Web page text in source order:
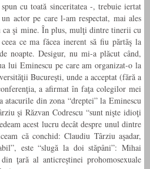
cu toată sinceritatea -, trebuie iertat
actor pe care l-am respectat, mai ales
ca şi mine. În plus, mulţi dintre tinerii cu
ce ma făcea inerent să fiu părtăş la
noapte. Desigur, nu mi-a plăcut când,
lui Eminescu pe care am organizat-o la
Bucureşti, unde a acceptat (fără a
a afirmat în faţa colegilor mei
din zona “dreptei” la Eminescu
şi Răzvan Codrescu “sunt nişte idioţi
acest lucru decât despre unul dintre
că conchid: Claudiu Târziu aşadar,
este “slugă la doi stăpâni”: Mihai
ţară al anticreştinei prohomosexuale